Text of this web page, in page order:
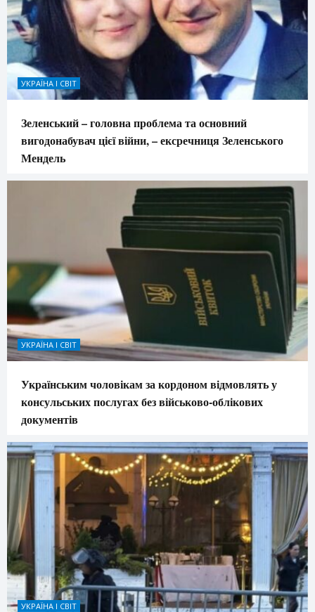
УКРАЇНА І СВІТ
Зеленський – головна проблема та основний
вигодонабувач цієї війни, – ексречниця Зеленського
Мендель
УКРАЇНА І СВІТ
Українським чоловікам за кордоном відмовлять у
консульських послугах без військово-облікових
документів
УКРАЇНА І СВІТ